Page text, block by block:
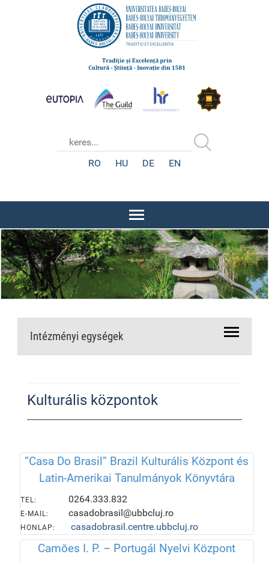
RO HU DE EN
Intézményi egységek
Kulturális központok
”Casa Do Brasil” Brazil Kulturális Központ és
Latin-Amerikai Tanulmányok Könyvtára
TEL: 0264.333.832
E-MAIL: casadobrasil@ubbcluj.ro
HONLAP: casadobrasil.centre.ubbcluj.ro
Camŏes I. P. – Portugál Nyelvi Központ